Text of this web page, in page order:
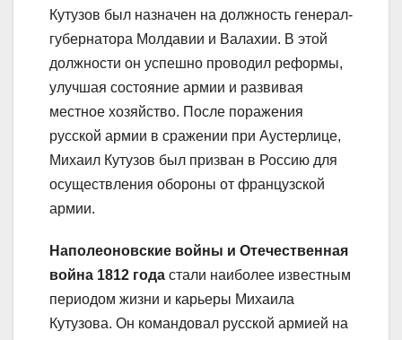
Кутузов был назначен на должность генерал-
губернатора Молдавии и Валахии. В этой
должности он успешно проводил реформы,
улучшая состояние армии и развивая
местное хозяйство. После поражения
русской армии в сражении при Аустерлице,
Михаил Кутузов был призван в Россию для
осуществления обороны от французской
армии.
Наполеоновские войны и Отечественная
война 1812 года стали наиболее известным
периодом жизни и карьеры Михаила
Кутузова. Он командовал русской армией на